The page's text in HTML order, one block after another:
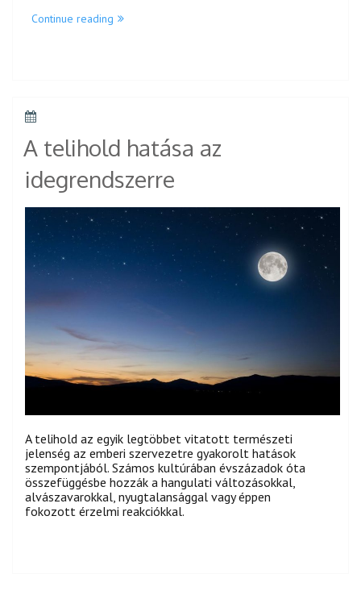
Continue reading „A
A telihold hatása az
idegrendszerre
A telihold az egyik legtöbbet vitatott természeti
jelenség az emberi szervezetre gyakorolt hatások
szempontjából. Számos kultúrában évszázadok óta
összefüggésbe hozzák a hangulati változásokkal,
alvászavarokkal, nyugtalansággal vagy éppen
fokozott érzelmi reakciókkal.